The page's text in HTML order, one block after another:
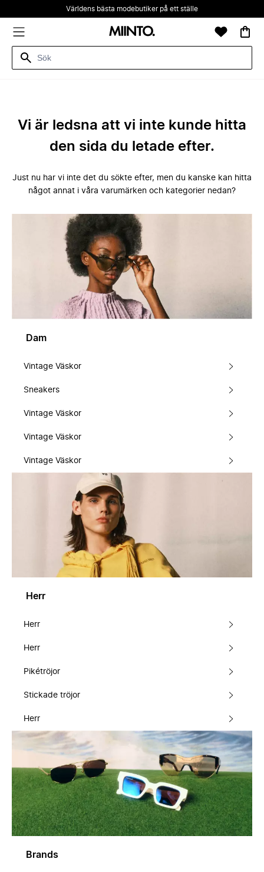
Världens bästa modebutiker på ett ställe
Vi är ledsna att vi inte kunde hitta
den sida du letade efter.
Just nu har vi inte det du sökte efter, men du kanske kan hitta
något annat i våra varumärken och kategorier nedan?
Dam
Vintage Väskor
Sneakers
Vintage Väskor
Vintage Väskor
Vintage Väskor
Herr
Herr
Herr
Pikétröjor
Stickade tröjor
Herr
Brands